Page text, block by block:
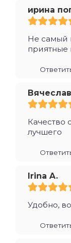
ирина
Не самый
приятные
Вячеслав
Качество
лучшего
Irina A.
Удобно,